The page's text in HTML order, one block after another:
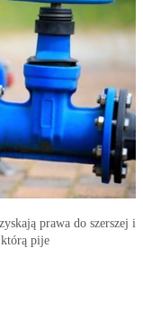
prawa do szerszej i
pije